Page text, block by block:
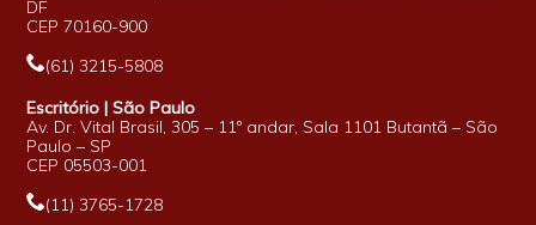
DF
CEP 70160-900
(61) 3215-5808
Escritório | São Paulo
Av. Dr. Vital Brasil, 305 – 11º andar, Sala 1101 Butantã – São
Paulo – SP
CEP 05503-001
(11) 3765-1728